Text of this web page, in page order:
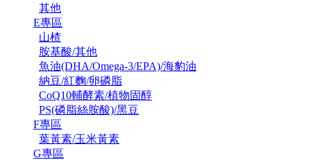
其他
E專區
山楂
胺基酸/其他
魚油(DHA/Omega-3/EPA)/海豹油
納豆/紅麴/卵磷脂
CoQ10輔酵素/植物固醇
PS(磷脂絲胺酸)/黑豆
F專區
葉黃素/玉米黃素
G專區